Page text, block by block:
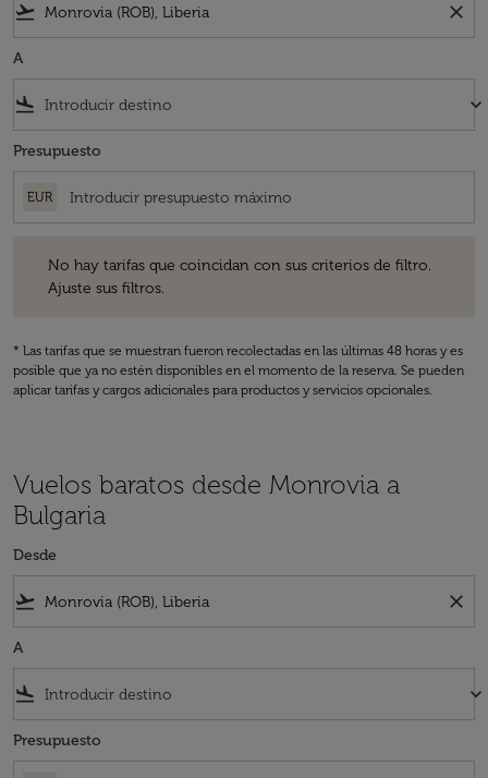
flight_takeoff close
A
flight_land keyboard_arrow_down
Presupuesto
EUR
No hay tarifas que coincidan con sus criterios de filtro.
Ajuste sus filtros.
* Las tarifas que se muestran fueron recolectadas en las últimas 48 horas y es
posible que ya no estén disponibles en el momento de la reserva. Se pueden
aplicar tarifas y cargos adicionales para productos y servicios opcionales.
Vuelos baratos desde Monrovia a
Bulgaria
Desde
flight_takeoff close
A
flight_land keyboard_arrow_down
Presupuesto